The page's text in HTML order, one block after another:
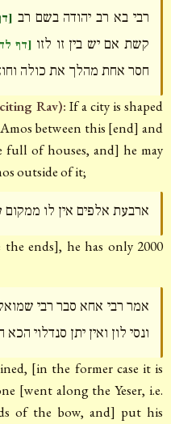
רבי בא רב יהודה בשם רב
קשת אם יש בין זו לזו [דף
חסר אחת מהלך את כולה
Rav): If a city is shaped
between this [end] and
full of houses, and] he may
outside of it;
ארבעת אלפים אין לו
the ends], he has only 2000
אמר רבי אחא סבר רבי
ונסי לון ואין יתן סנדלוי
[in the former case it is
[went along the Yeser, i.e.
of the bow, and] put his